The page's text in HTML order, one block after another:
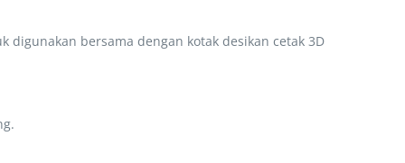
bersama dengan kotak desikan cetak 3D